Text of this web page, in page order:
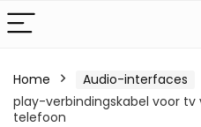
Home Audio-interfaces
play-verbindingskabel voor
telefoon